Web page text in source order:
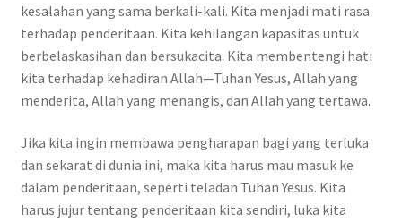
kesalahan yang sama berkali-kali. Kita menjadi mati rasa
terhadap penderitaan. Kita kehilangan kapasitas untuk
berbelaskasihan dan bersukacita. Kita membentengi hati
kita terhadap kehadiran Allah—Tuhan Yesus, Allah yang
menderita, Allah yang menangis, dan Allah yang tertawa.
Jika kita ingin membawa pengharapan bagi yang terluka
dan sekarat di dunia ini, maka kita harus mau masuk ke
dalam penderitaan, seperti teladan Tuhan Yesus. Kita
harus jujur tentang penderitaan kita sendiri, luka kita